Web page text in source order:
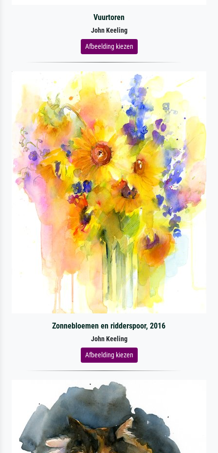
Vuurtoren
John Keeling
Afbeelding kiezen
Zonnebloemen en ridderspoor, 2016
John Keeling
Afbeelding kiezen